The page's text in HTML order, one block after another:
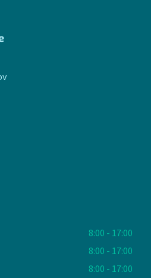
8:00 - 17:00
8:00 - 17:00
8:00 - 17:00